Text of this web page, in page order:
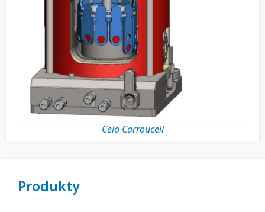
Cela Carroucell
Produkty